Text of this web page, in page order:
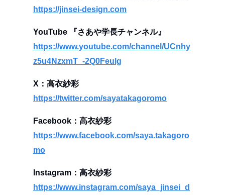
https://jinsei-design.com
YouTube 『さあや学長チャンネル』
https://www.youtube.com/channel/UCnhy
z5u4NzxmT_-2Q0Feulg
X：高衣紗彩
https://twitter.com/sayatakagoromo
Facebook：高衣紗彩
https://www.facebook.com/saya.takagoro
mo
Instagram：高衣紗彩
https://www.instagram.com/saya_jinsei_d